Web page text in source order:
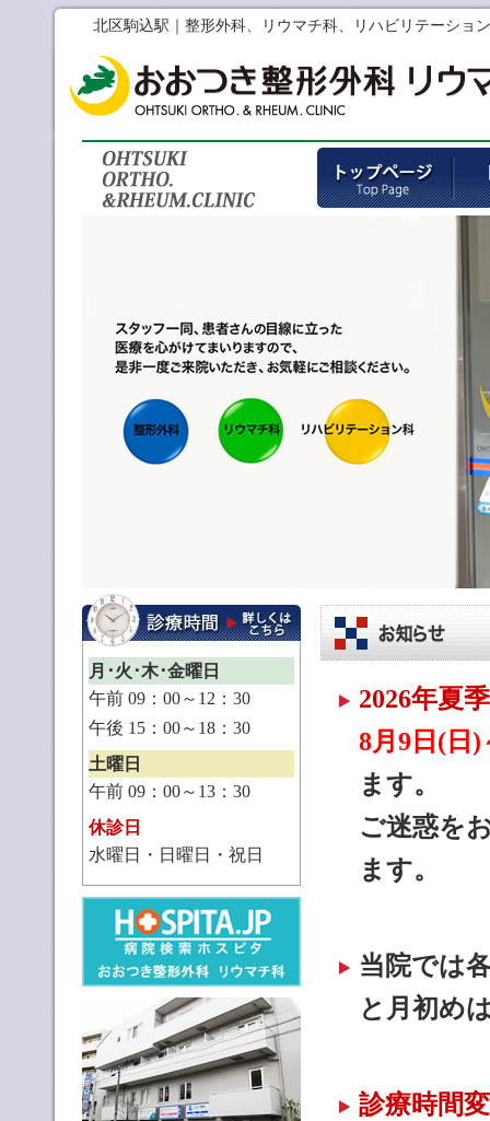
北区駒込駅｜整形外科、リウマチ科、リハビリテーショ
月･火･木･金曜日
午前 09：00～12：30
午後 15：00～18：30
土曜日
午前 09：00～13：30
休診日
水曜日・日曜日・祝日
2026年夏
8月9日(日
ます。
ご迷惑を
ます。
当院では
と月初め
診療時間